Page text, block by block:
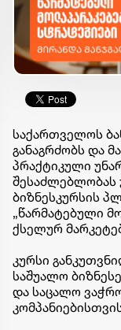
საქართველოს
განაგრძობს და
პრაქტიკული
შესაძლებლობას
ბიზნესკურსის
„წარმატებული
ქსელურ
კურსი
საშუალო
და საცალო